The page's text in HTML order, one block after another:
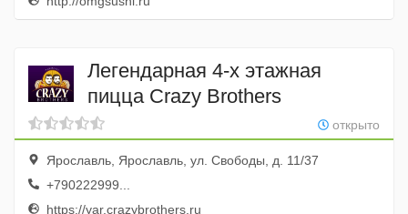
Легендарная 4-х этажная
пицца Crazy Brothers
открыто
Ярославль, Ярославль, ул. Свободы, д. 11/37
+790222999...
https://yar.crazybrothers.ru